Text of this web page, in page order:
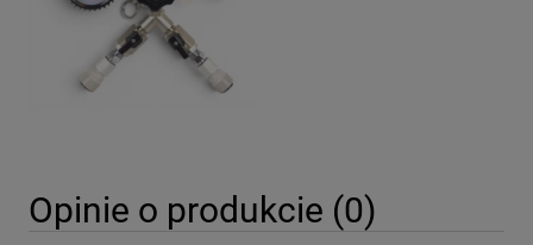
Opinie o produkcie (0)